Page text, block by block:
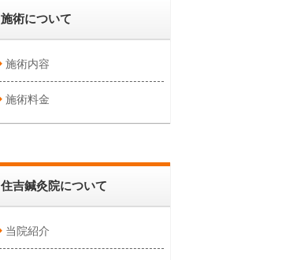
施術について
施術内容
施術料金
住吉鍼灸院について
当院紹介